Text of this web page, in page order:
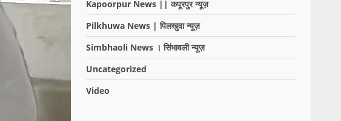
Kapoorpur News || कपूरपुर न्यूज़
Pilkhuwa News | पिलखुवा न्यूज़
Simbhaoli News । सिंभावली न्यूज़
Uncategorized
Video